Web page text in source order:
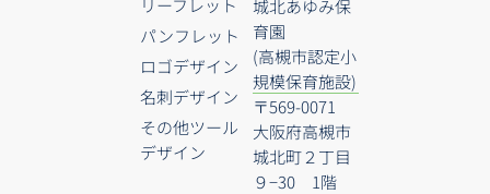
パンフレット
ロゴデザイン
名刺デザイン
その他ツール
デザイン
城北あゆみ保
育園
(高槻市認定小
規模保育施設)
〒569-0071
大阪府高槻市
城北町２丁目
９−30 1階